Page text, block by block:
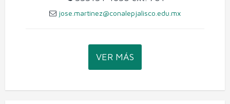
jose.martinez@conalepjalisco.edu.mx
VER MÁS